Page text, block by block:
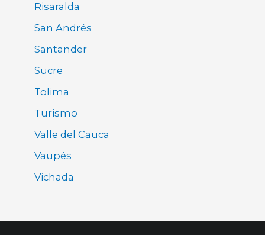
Risaralda
San Andrés
Santander
Sucre
Tolima
Turismo
Valle del Cauca
Vaupés
Vichada